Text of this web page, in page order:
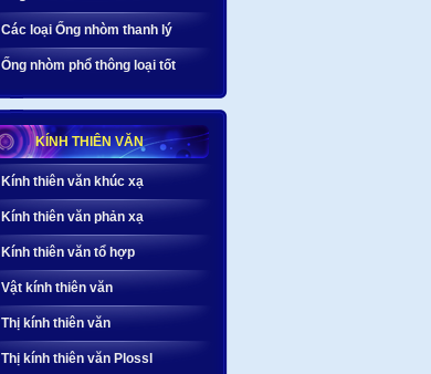
Các loại Ống nhòm thanh lý
Ống nhòm phổ thông loại tốt
KÍNH THIÊN VĂN
Kính thiên văn khúc xạ
Kính thiên văn phản xạ
Kính thiên văn tổ hợp
Vật kính thiên văn
Thị kính thiên văn
Thị kính thiên văn Plossl